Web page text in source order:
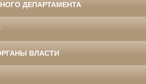
ДЕПАРТАМЕНТА
ВЛАСТИ